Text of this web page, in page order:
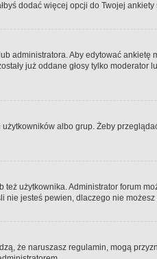
dodać więcej opcji do Twojej
administratora. Aby edytować
już oddane głosy tylko
albo grup. Żeby
użytkownika. Administrator forum
nie jesteś pewien, dlaczego nie
że naruszasz regulamin, mogą